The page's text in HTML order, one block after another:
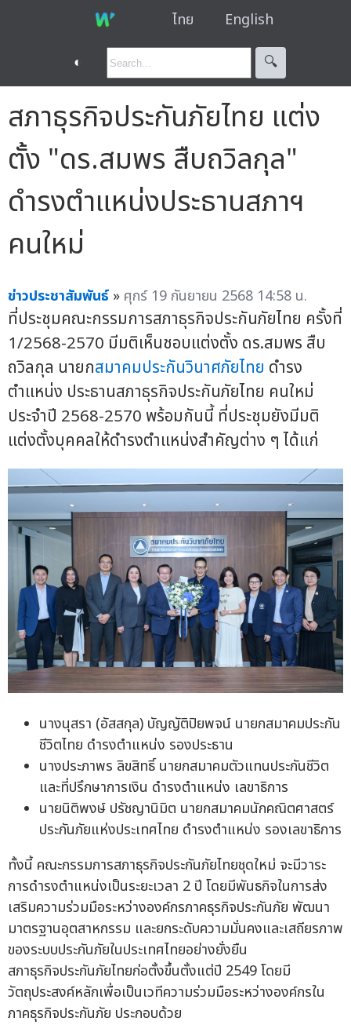
ไทย English
◐ 🔍︎
สภาธุรกิจประกันภัยไทย แต่ง
ตั้ง "ดร.สมพร สืบถวิลกุล"
ดำรงตำแหน่งประธานสภาฯ
คนใหม่
ข่าวประชาสัมพันธ์ » ศุกร์ 19 กันยายน 2568 14:58 น.
ที่ประชุมคณะกรรมการสภาธุรกิจประกันภัยไทย ครั้งที่
1/2568-2570 มีมติเห็นชอบแต่งตั้ง ดร.สมพร สืบ
ถวิลกุล นายกสมาคมประกันวินาศภัยไทย ดำรง
ตำแหน่ง ประธานสภาธุรกิจประกันภัยไทย คนใหม่
ประจำปี 2568-2570 พร้อมกันนี้ ที่ประชุมยังมีมติ
แต่งตั้งบุคคลให้ดำรงตำแหน่งสำคัญต่าง ๆ ได้แก่
นางนุสรา (อัสสกุล) บัญญัติปิยพจน์ นายกสมาคมประกัน
ชีวิตไทย ดำรงตำแหน่ง รองประธาน
นางประภาพร ลิขสิทธิ์ นายกสมาคมตัวแทนประกันชีวิต
และที่ปรึกษาการเงิน ดำรงตำแหน่ง เลขาธิการ
นายนิติพงษ์ ปรัชญานิมิต นายกสมาคมนักคณิตศาสตร์
ประกันภัยแห่งประเทศไทย ดำรงตำแหน่ง รองเลขาธิการ
ทั้งนี้ คณะกรรมการสภาธุรกิจประกันภัยไทยชุดใหม่ จะมีวาระ
การดำรงตำแหน่งเป็นระยะเวลา 2 ปี โดยมีพันธกิจในการส่ง
เสริมความร่วมมือระหว่างองค์กรภาคธุรกิจประกันภัย พัฒนา
มาตรฐานอุตสาหกรรม และยกระดับความมั่นคงและเสถียรภาพ
ของระบบประกันภัยในประเทศไทยอย่างยั่งยืน
สภาธุรกิจประกันภัยไทยก่อตั้งขึ้นตั้งแต่ปี 2549 โดยมี
วัตถุประสงค์หลักเพื่อเป็นเวทีความร่วมมือระหว่างองค์กรใน
ภาคธุรกิจประกันภัย ประกอบด้วย